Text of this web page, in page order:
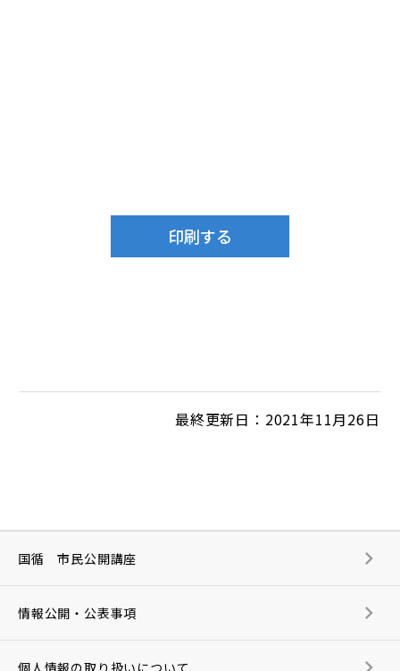
最終更新日：2021年11月26日
国循 市民公開講座
情報公開・公表事項
個人情報の取り扱いについて